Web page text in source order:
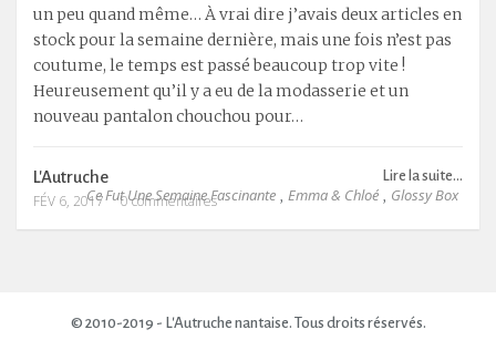
un peu quand même… À vrai dire j’avais deux articles en
stock pour la semaine dernière, mais une fois n’est pas
coutume, le temps est passé beaucoup trop vite !
Heureusement qu’il y a eu de la modasserie et un
nouveau pantalon chouchou pour…
Lire la suite...
Ce Fut Une Semaine Fascinante Emma & Chloé Glossy Box
L'Autruche
FÉV 6, 2017
0 commentaires
© 2010-2019 - L'Autruche nantaise. Tous droits réservés.